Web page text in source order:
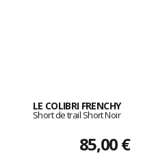
LE COLIBRI FRENCHY
Short de trail Short Noir
85,00 €